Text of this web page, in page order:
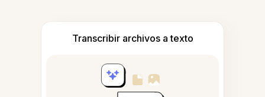
Transcribir archivos a texto